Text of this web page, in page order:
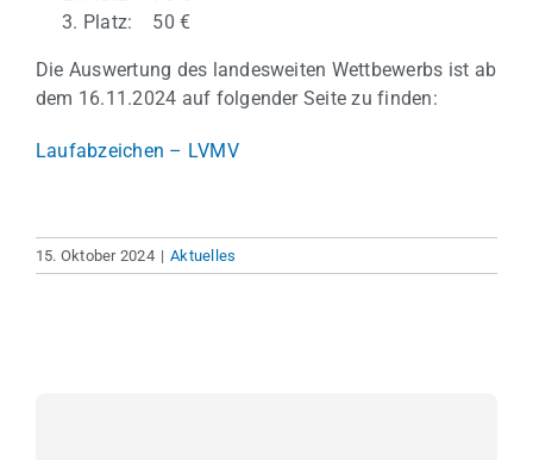
Platz: 50 €
Die Auswertung des landesweiten Wettbewerbs ist ab
dem 16.11.2024 auf folgender Seite zu finden:
Laufabzeichen – LVMV
15. Oktober 2024 | Aktuelles